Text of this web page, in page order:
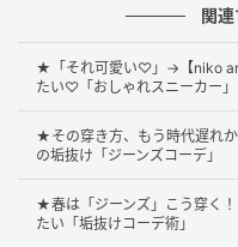
関
★「それ可愛い♡」→【niko
たい♡「おしゃれスニーカー」
★その穿き方、もう時代遅れ
の垢抜け「ジーンズコーデ」
★春は「ジーンズ」こう穿く
たい「垢抜けコーデ術」